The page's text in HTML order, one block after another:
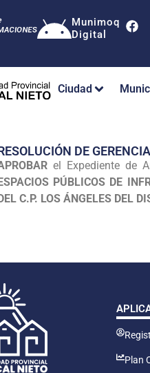
Munimoq
Digital
Ciudad
DE
el Expediente de
PÚBLICOS DE
C.P. LOS ÁNGELES DEL
Plan